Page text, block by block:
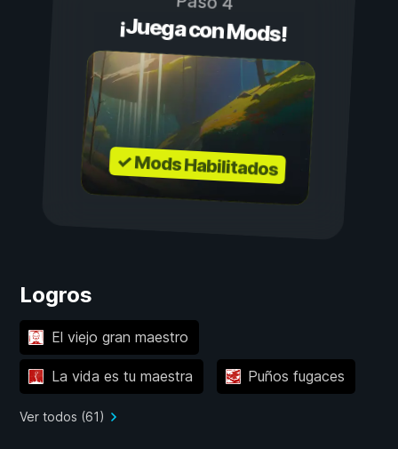
¡Juega con Mods!
✓ Mods Habilitados
Logros
El viejo gran maestro
La vida es tu maestra Puños fugaces
Ver todos (61)